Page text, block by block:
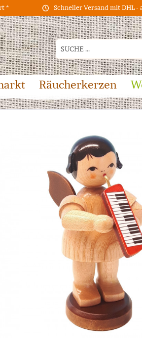
* Schneller Versand mit DHL -
Räucherkerzen